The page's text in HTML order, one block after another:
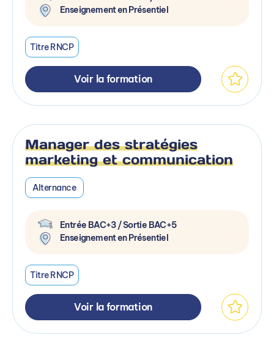
Enseignement en Présentiel
Titre RNCP
Voir la formation
Manager des stratégies
marketing et communication
Alternance
Entrée BAC+3 / Sortie BAC+5
Enseignement en Présentiel
Titre RNCP
Voir la formation